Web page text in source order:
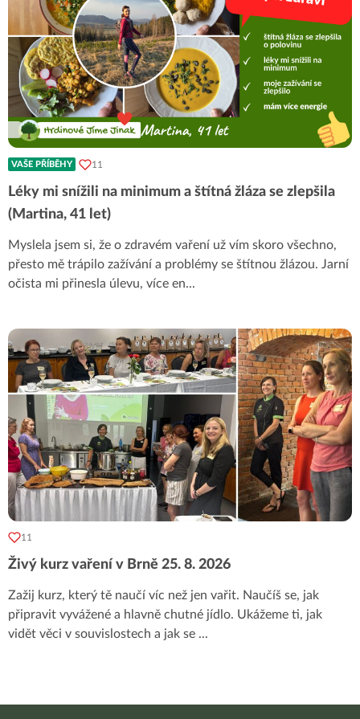
VAŠE PŘÍBĚHY 11
Léky mi snížili na minimum a štítná žláza se zlepšila
(Martina, 41 let)
Myslela jsem si, že o zdravém vaření už vím skoro všechno,
přesto mě trápilo zažívání a problémy se štítnou žlázou. Jarní
očista mi přinesla úlevu, více en...
11
Živý kurz vaření v Brně 25. 8. 2026
Zažij kurz, který tě naučí víc než jen vařit. Naučíš se, jak
připravit vyvážené a hlavně chutné jídlo. Ukážeme ti, jak
vidět věci v souvislostech a jak se ...